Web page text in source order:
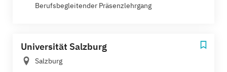
Berufsbegleitender Präsenzlehrgang
Universität Salzburg
Salzburg